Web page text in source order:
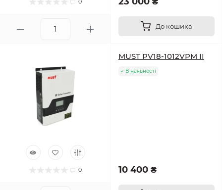
0
До кошика
0
MUST PV18-1012VPM II
В наявності
10 400 ₴